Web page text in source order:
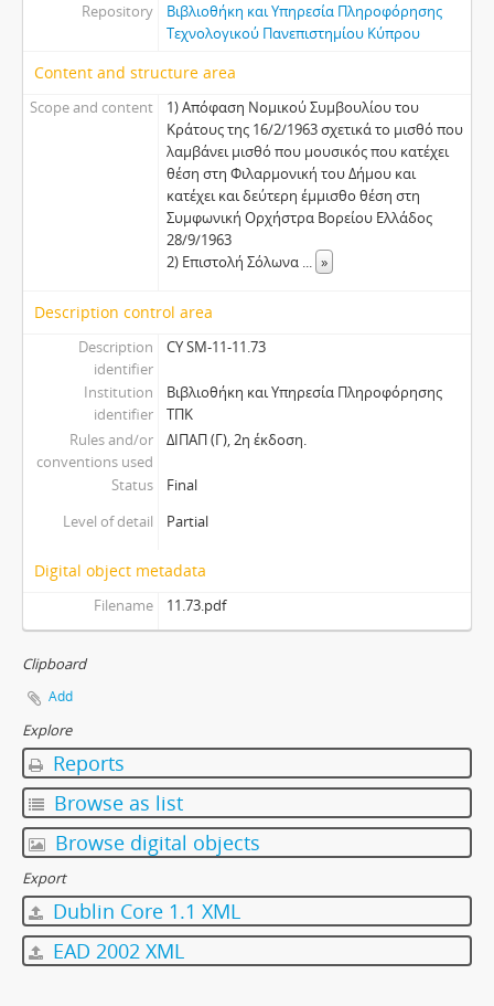
Repository
Βιβλιοθήκη και Υπηρεσία Πληροφόρησης
Τεχνολογικού Πανεπιστημίου Κύπρου
Content and structure area
Scope and content
1) Απόφαση Νομικού Συμβουλίου του
Κράτους της 16/2/1963 σχετικά το μισθό που
λαμβάνει μισθό που μουσικός που κατέχει
θέση στη Φιλαρμονική του Δήμου και
κατέχει και δεύτερη έμμισθο θέση στη
Συμφωνική Ορχήστρα Βορείου Ελλάδος
28/9/1963
2) Επιστολή Σόλωνα ... »
Description control area
Description
identifier
CY SM-11-11.73
Institution
identifier
Βιβλιοθήκη και Υπηρεσία Πληροφόρησης
ΤΠΚ
Rules and/or
conventions used
ΔΙΠΑΠ (Γ), 2η έκδοση.
Status
Final
Level of detail
Partial
Digital object metadata
Filename 11.73.pdf
Clipboard
Add
Explore
Reports
Browse as list
Browse digital objects
Export
Dublin Core 1.1 XML
EAD 2002 XML